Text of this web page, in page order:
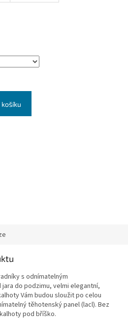
s odnímatelným
do podzimu, velmi elegantní,
Vám budou sloužit po celou
těhotenský panel (lacl). Bez
pod bříško.